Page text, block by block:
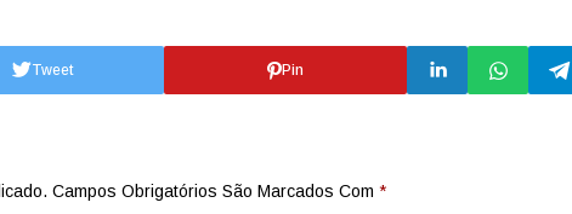
Tweet Pin
Campos Obrigatórios São Marcados Com *